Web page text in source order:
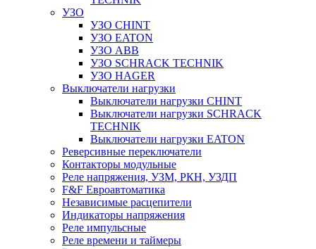
УЗО
УЗО CHINT
УЗО EATON
УЗО ABB
УЗО SCHRACK TECHNIK
УЗО HAGER
Выключатели нагрузки
Выключатели нагрузки CHINT
Выключатели нагрузки SCHRACK
TECHNIK
Выключатели нагрузки EATON
Реверсивные переключатели
Контакторы модульные
Реле напряжения, УЗМ, РКН, УЗДП
F&F Евроавтоматика
Независимые расцепители
Индикаторы напряжения
Реле импульсные
Реле времени и таймеры